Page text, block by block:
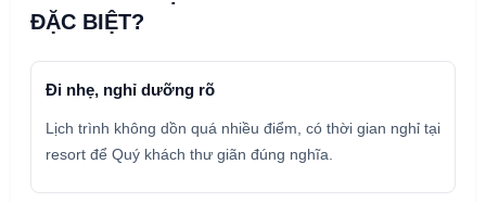
ĐẶC BIỆT?
Đi nhẹ, nghỉ dưỡng rõ
Lịch trình không dồn quá nhiều điểm, có thời gian nghỉ tại
resort để Quý khách thư giãn đúng nghĩa.